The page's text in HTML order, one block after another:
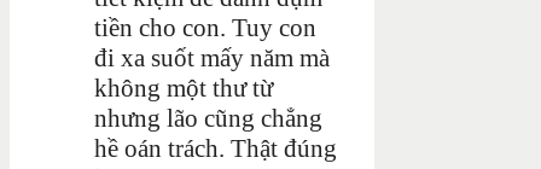
tiền cho con. Tuy con
đi xa suốt mấy năm mà
không một thư từ
nhưng lão cũng chẳng
hề oán trách. Thật đúng